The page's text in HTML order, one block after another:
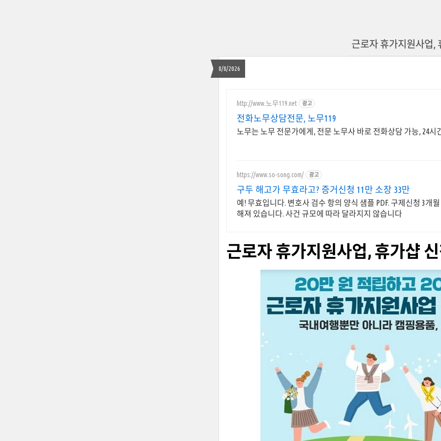
근로자 휴가지원사업,
8/8/2026
http://www.노무119.net 광고
전화노무상담전문, 노무119
노무는 노무 전문가에게, 전문 노무사 바로 전화상담 가능, 24시
https://www.so-song.com/ 광고
구두 해고가 무효라고? 증거신청 11만 소장 33만
예! 무효입니다. 변호사 검수 항의 양식 샘플 PDF. 구제신청 3개
해져 있습니다. 사건 규모에 따라 달라지지 않습니다
근로자 휴가지원사업, 휴가샵